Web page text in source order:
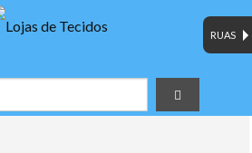
RUAS